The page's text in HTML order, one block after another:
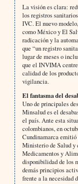
La visión es clara:
los registros
IVC. El nuevo
como México y El
radicación y la
que “un registro
lugar de meses o
que el INVIMA
calidad de los
vigilancia.
El fantasma del
Uno de principales
Minsalud es el
el país. Ante esta
colombianos, en
Cundinamarca emitió
Ministerio de Salud
Medicamentos y
disponibilidad de los
demás principios
frente a la necesidad